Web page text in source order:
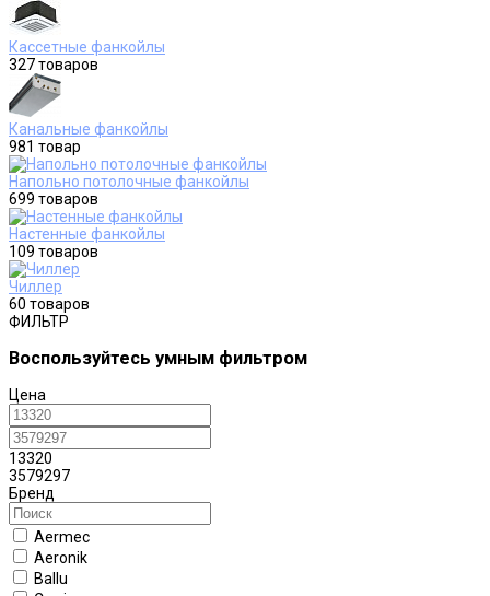
Кассетные фанкойлы
327 товаров
Канальные фанкойлы
981 товар
Напольно потолочные фанкойлы
699 товаров
Настенные фанкойлы
109 товаров
Чиллер
60 товаров
ФИЛЬТР
Воспользуйтесь умным фильтром
Цена
13320
3579297
Бренд
Aermec
Aeronik
Ballu